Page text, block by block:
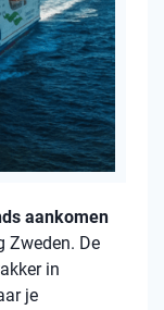
aankomen
Zweden. De
in
je